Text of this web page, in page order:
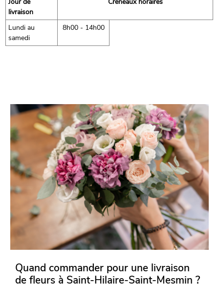
livraison
Lundi au
samedi
8h00 - 14h00
Quand commander pour une livraison
de fleurs à Saint-Hilaire-Saint-Mesmin ?